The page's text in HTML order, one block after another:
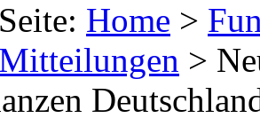
Home >
>